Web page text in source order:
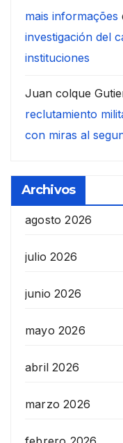
mais informações
investigación del
instituciones
Juan colque
reclutamiento
con miras al
Archivos
agosto 2026
julio 2026
junio 2026
mayo 2026
abril 2026
marzo 2026